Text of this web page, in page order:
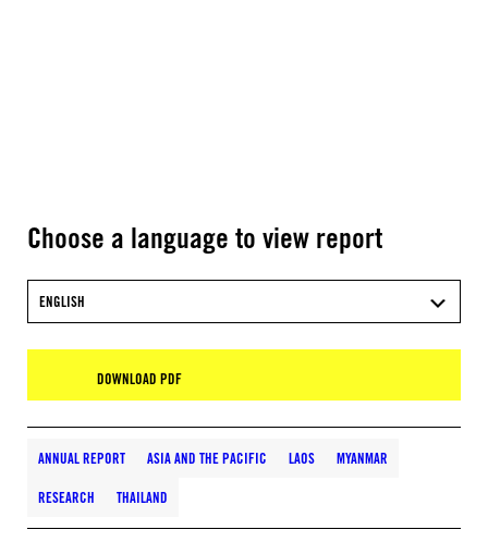
Choose a language to view report
ENGLISH
DOWNLOAD PDF
ANNUAL REPORT ASIA AND THE PACIFIC LAOS MYANMAR
RESEARCH THAILAND